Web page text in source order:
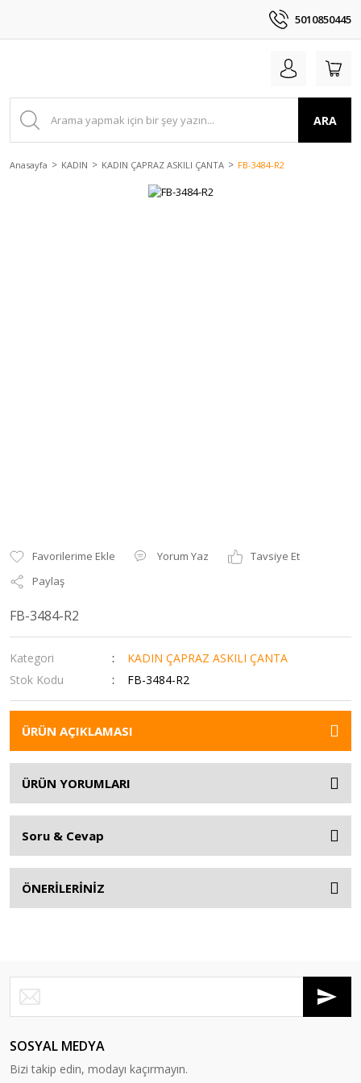
5010850445
ARA
Anasayfa KADIN KADIN ÇAPRAZ ASKILI ÇANTA FB-3484-R2
Yorum Yaz
Tavsiye Et
Paylaş
FB-3484-R2
Kategori
KADIN ÇAPRAZ ASKILI ÇANTA
Stok Kodu
FB-3484-R2
ÜRÜN AÇIKLAMASI
ÜRÜN YORUMLARI
Soru & Cevap
ÖNERİLERİNİZ
SOSYAL MEDYA
Bizi takip edin, modayı kaçırmayın.